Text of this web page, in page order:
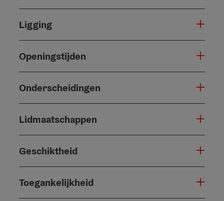
Ligging
Openingstijden
Onderscheidingen
Lidmaatschappen
Geschiktheid
Toegankelijkheid